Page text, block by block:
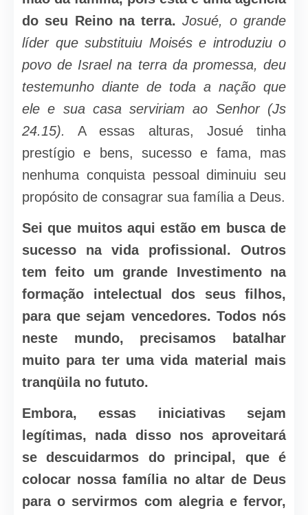
do seu Reino na terra.Josué, o grande
líder que substituiu Moisés e introduziu o
povo de Israel na terra da promessa, deu
testemunho diante de toda a nação que
ele e sua casa serviriam ao Senhor (Js
24.15).
A essas alturas, Josué tinha
prestígio e bens, sucesso e fama, mas
nenhuma conquista pessoal diminuiu seu
propósito de consagrar sua família a Deus.
Sei que muitos aqui estão em busca de
sucesso na vida profissional. Outros
tem feito um grande Investimento na
formação intelectual dos seus filhos,
para que sejam vencedores. Todos nós
neste mundo, precisamos batalhar
muito para ter uma vida material mais
tranqüila no fututo.
Embora, essas iniciativas sejam
legítimas, nada disso nos aproveitará
se descuidarmos do principal, que é
colocar nossa família no altar de Deus
para o servirmos com alegria e fervor,